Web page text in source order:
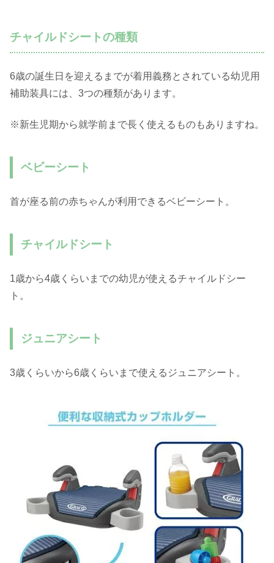
チャイルドシートの種類
6歳の誕生日を迎えるまでが着用義務とされている幼児用
補助装具には、3つの種類があります。
※新生児期から就学前まで長く使えるものもありますね。
ベビーシート
首が座る前の赤ちゃんが利用できるベビーシート。
チャイルドシート
1歳から4歳くらいまでの幼児が使えるチャイルドシー
ト。
ジュニアシート
3歳くらいから6歳くらいまで使えるジュニアシート。